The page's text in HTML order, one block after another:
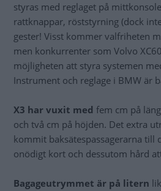
styras med reglaget på
rattknappar, röststyrning (dock
gester! Visst kommer valfriheten
men konkurrenter som Volvo
möjligheten att styra systemen
Instrument och reglage i BMW är
X3 har vuxit med fem cm på
och två cm på höjden. Det extra
kommit baksätespassagerarna till
onödigt kort och dessutom hård
Bagageutrymmet är på litern